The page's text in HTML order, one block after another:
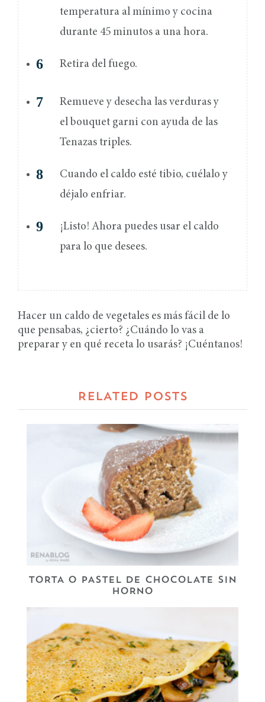
temperatura al mínimo y cocina
durante 45 minutos a una hora.
Retira del fuego.
Remueve y desecha las verduras y
el bouquet garni con ayuda de las
Tenazas triples.
Cuando el caldo esté tibio, cuélalo y
déjalo enfriar.
¡Listo! Ahora puedes usar el caldo
para lo que desees.
Hacer un caldo de vegetales es más fácil de lo
que pensabas, ¿cierto? ¿Cuándo lo vas a
preparar y en qué receta lo usarás? ¡Cuéntanos!
RELATED POSTS
TORTA O PASTEL DE CHOCOLATE SIN
HORNO